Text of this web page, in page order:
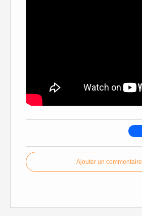
Ajouter un commentaire